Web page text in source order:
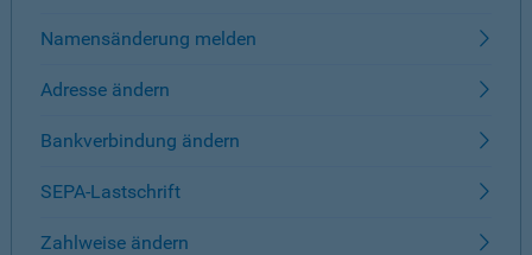
Namensänderung melden
Adresse ändern
Bankverbindung ändern
SEPA-Lastschrift
Zahlweise ändern